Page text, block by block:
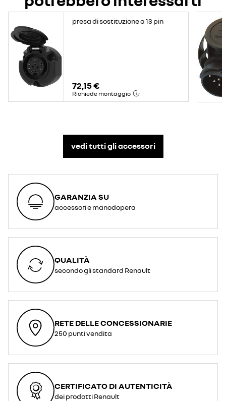
presa di sostituzione a 13 pin
72,15 €
Richiede montaggio
vedi tutti gli accessori​
GARANZIA SU
accessori e manodopera
QUALITÀ
secondo gli standard Renault
RETE DELLE CONCESSIONARIE
250 punti vendita
CERTIFICATO DI AUTENTICITÀ
dei prodotti Renault